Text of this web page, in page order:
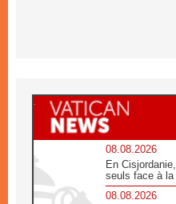
08.08.2026
En
seuls face à
08.08.2026